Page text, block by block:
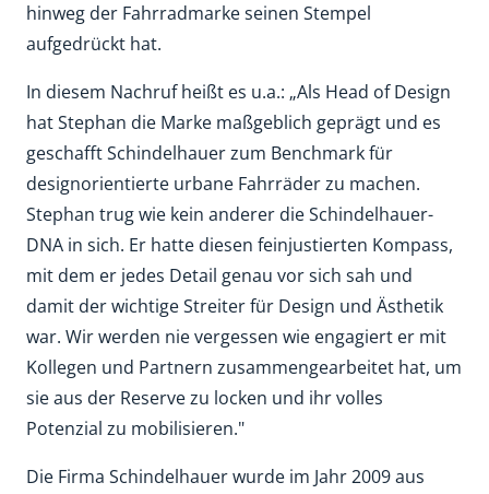
hinweg der Fahrradmarke seinen Stempel
aufgedrückt hat.
In diesem Nachruf heißt es u.a.: „Als Head of Design
hat Stephan die Marke maßgeblich geprägt und es
geschafft Schindelhauer zum Benchmark für
designorientierte urbane Fahrräder zu machen.
Stephan trug wie kein anderer die Schindelhauer-
DNA in sich. Er hatte diesen feinjustierten Kompass,
mit dem er jedes Detail genau vor sich sah und
damit der wichtige Streiter für Design und Ästhetik
war. Wir werden nie vergessen wie engagiert er mit
Kollegen und Partnern zusammengearbeitet hat, um
sie aus der Reserve zu locken und ihr volles
Potenzial zu mobilisieren."
Die Firma Schindelhauer wurde im Jahr 2009 aus